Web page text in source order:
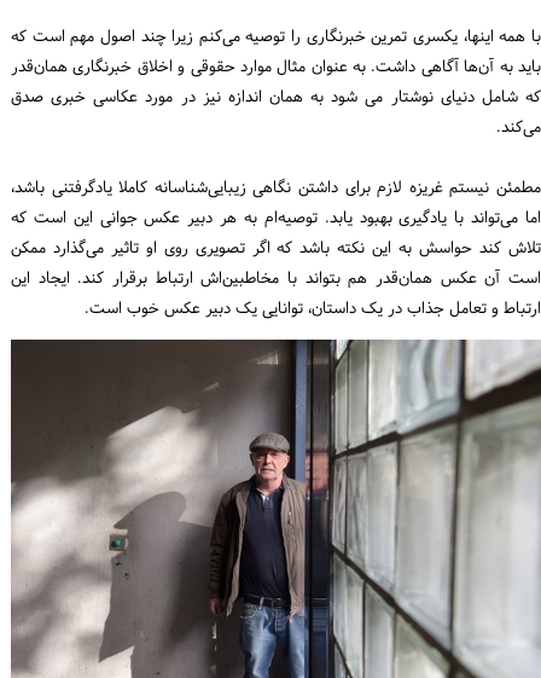
با همه اینها، یکسری تمرین خبرنگاری را توصیه می‌کنم زیرا چند اصول مهم است که
باید به آن‌ها آگاهی داشت. به عنوان مثال موارد حقوقی و اخلاق خبرنگاری همان‌قدر
که شامل دنیای نوشتار می شود به همان اندازه نیز در مورد عکاسی خبری صدق
می‌کند.
مطمئن نیستم غریزه لازم برای داشتن نگاهی‌ زیبایی‌شناسانه کاملا یادگرفتنی باشد،
اما می‌تواند با یادگیری بهبود یابد. توصیه‌ام به هر دبیر عکس جوانی‌ این است که
تلاش کند حواسش به این نکته باشد که اگر تصویری روی او تاثیر می‌گذارد ممکن
است آن عکس همان‌قدر هم بتواند با مخاطبین‌اش ارتباط برقرار کند. ایجاد این
ارتباط و تعامل جذاب در یک داستان، توانایی یک دبیر عکس خوب است.